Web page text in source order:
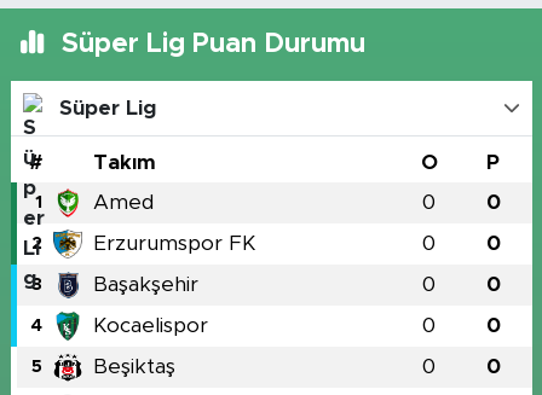
Süper Lig Puan Durumu
Süper Lig
# Takım O P
1 Amed 0 0
2 Erzurumspor FK 0 0
3 Başakşehir 0 0
4 Kocaelispor 0 0
5 Beşiktaş 0 0